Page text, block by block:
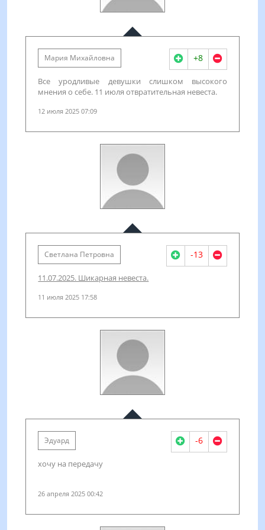
Мария Михайловна +8
Все уродливые девушки слишком высокого
мнения о себе. 11 июля отвратительная невеста.
12 июля 2025 07:09
Светлана Петровна -13
11.07.2025. Шикарная невеста.
11 июля 2025 17:58
Эдуард -6
хочу на передачу
26 апреля 2025 00:42